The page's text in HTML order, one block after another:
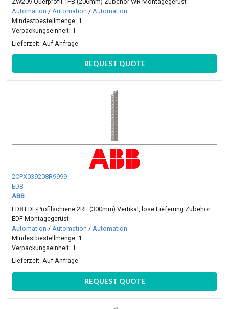
Automation / Automation / Automation
Mindestbestellmenge: 1
Verpackungseinheit: 1
Lieferzeit: Auf Anfrage
REQUEST QUOTE
2CPX039208R9999
ED8
ABB
ED8 EDF-Profilschiene 2RE (300mm) Vertikal, lose Lieferung Zubehör
EDF-Montagegerüst
Automation /Automation /Automation
Mindestbestellmenge: 1
Verpackungseinheit: 1
Lieferzeit:Auf Anfrage
REQUEST QUOTE